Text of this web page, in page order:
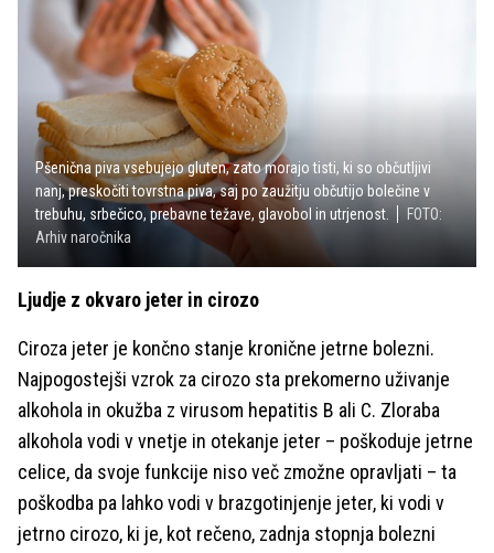
Pšenična piva vsebujejo gluten, zato morajo tisti, ki so občutljivi
nanj, preskočiti tovrstna piva, saj po zaužitju občutijo bolečine v
trebuhu, srbečico, prebavne težave, glavobol in utrjenost.
FOTO:
Arhiv naročnika
Ljudje z okvaro jeter in cirozo
Ciroza jeter je končno stanje kronične jetrne bolezni.
Najpogostejši vzrok za cirozo sta prekomerno uživanje
alkohola in okužba z virusom hepatitis B ali C. Zloraba
alkohola vodi v vnetje in otekanje jeter – poškoduje jetrne
celice, da svoje funkcije niso več zmožne opravljati – ta
poškodba pa lahko vodi v brazgotinjenje jeter, ki vodi v
jetrno cirozo, ki je, kot rečeno, zadnja stopnja bolezni